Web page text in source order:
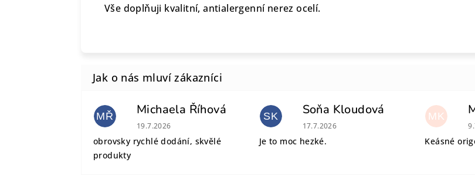
Vše doplňuji kvalitní, antialergenní nerez ocelí.
MŘ Michaela Říhová
Hodnocení obchodu je 5 z 5 hvězdiček.
19.7.2026
obrovsky rychlé dodání, skvělé
produkty
SK Soňa Kloudová
Hodnocení obchodu je 5 z 5 hvězdiček.
17.7.2026
Je to moc hezké.
MK
Keásné